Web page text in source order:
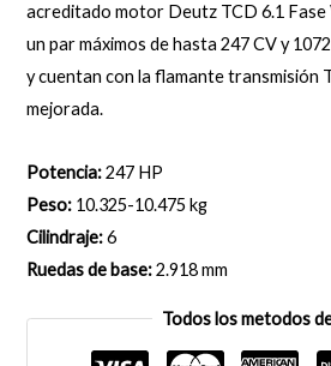
acreditado motor Deutz TCD 6.1 Fase
un par máximos de hasta 247 CV y
y cuentan con la flamante transmisión
mejorada.
Potencia:247 HP
Peso: 10.325-10.475 kg
Cilindraje:6
Ruedas de base:2.918 mm
Todos los metodos